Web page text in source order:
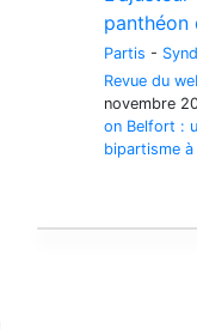
panthéon
Partis -
Revue du
novembre
on Belfort :
bipartisme à